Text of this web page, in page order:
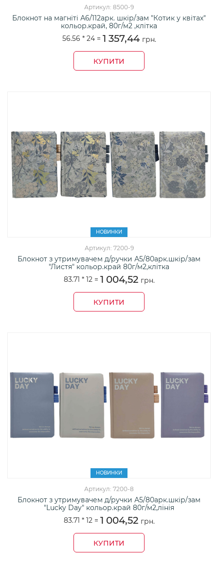
Артикул: 8500-9
Блокнот на магніті А6/112арк. шкір/зам "Котик у квітах"
кольор.край, 80г/м2 ,клітка
56.56 * 24= 1 357,44 грн.
КУПИТИ
НОВИНКИ
Артикул: 7200-9
Блокнот з утримувачем д/ручки А5/80арк.шкір/зам
"Листя" кольор.край 80г/м2,клітка
83.71 * 12= 1 004,52 грн.
КУПИТИ
НОВИНКИ
Артикул: 7200-8
Блокнот з утримувачем д/ручки А5/80арк.шкір/зам
"Lucky Day" кольор.край 80г/м2,лінія
83.71 * 12= 1 004,52 грн.
КУПИТИ